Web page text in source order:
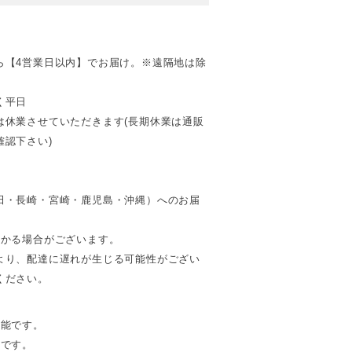
【4営業日以内】でお届け。※遠隔地は除
日
業させていただきます(長期休業は通販
認下さい)
長崎・宮崎・鹿児島・沖縄）へのお届
る場合がございます。
、配達に遅れが生じる可能性がござい
さい。
です。
す。